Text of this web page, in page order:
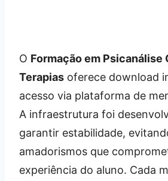
O Formação em Psicanálise
Terapias oferece download
acesso via plataforma de
A infraestrutura foi
garantir estabilidade,
amadorismos que
experiência do aluno. Cada